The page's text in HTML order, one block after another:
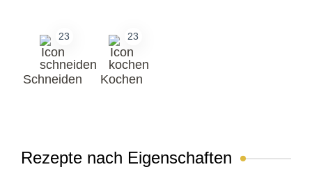
23
Schneiden
23
Kochen
Rezepte nach Eigenschaften